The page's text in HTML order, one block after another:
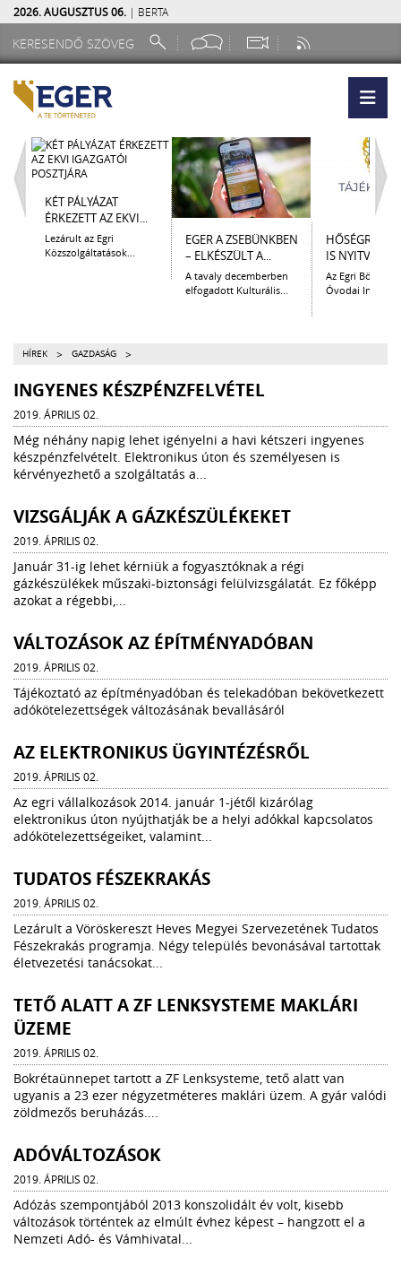
2026. AUGUSZTUS 06. | BERTA
KÉT PÁLYÁZAT
ÉRKEZETT AZ EKVI...
Lezárult az Egri
Közszolgáltatások...
EGER A ZSEBÜNKBEN
– ELKÉSZÜLT A...
A tavaly decemberben
elfogadott Kulturális...
IS
Az Egri
Óvodai
HÍREK > GAZDASÁG >
INGYENES KÉSZPÉNZFELVÉTEL
2019. ÁPRILIS 02.
Még néhány napig lehet igényelni a havi kétszeri ingyenes
készpénzfelvételt. Elektronikus úton és személyesen is
kérvényezhető a szolgáltatás a...
VIZSGÁLJÁK A GÁZKÉSZÜLÉKEKET
2019. ÁPRILIS 02.
Január 31-ig lehet kérniük a fogyasztóknak a régi
gázkészülékek műszaki-biztonsági felülvizsgálatát. Ez főképp
azokat a régebbi,...
VÁLTOZÁSOK AZ ÉPÍTMÉNYADÓBAN
2019. ÁPRILIS 02.
Tájékoztató az építményadóban és telekadóban bekövetkezett
adókötelezettségek változásának bevallásáról
AZ ELEKTRONIKUS ÜGYINTÉZÉSRŐL
2019. ÁPRILIS 02.
Az egri vállalkozások 2014. január 1-jétől kizárólag
elektronikus úton nyújthatják be a helyi adókkal kapcsolatos
adókötelezettségeiket, valamint...
TUDATOS FÉSZEKRAKÁS
2019. ÁPRILIS 02.
Lezárult a Vöröskereszt Heves Megyei Szervezetének Tudatos
Fészekrakás programja. Négy település bevonásával tartottak
életvezetési tanácsokat...
TETŐ ALATT A ZF LENKSYSTEME MAKLÁRI
ÜZEME
2019. ÁPRILIS 02.
Bokrétaünnepet tartott a ZF Lenksysteme, tető alatt van
ugyanis a 23 ezer négyzetméteres maklári üzem. A gyár valódi
zöldmezős beruházás....
ADÓVÁLTOZÁSOK
2019. ÁPRILIS 02.
Adózás szempontjából 2013 konszolidált év volt, kisebb
változások történtek az elmúlt évhez képest – hangzott el a
Nemzeti Adó- és Vámhivatal...